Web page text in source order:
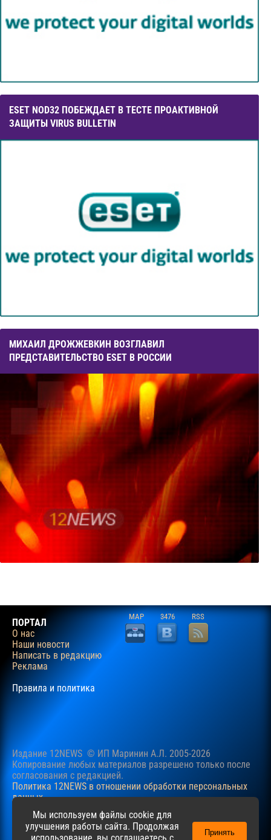
ESET NOD32 ПОБЕЖДАЕТ В ТЕСТЕ ПРОАКТИВНОЙ
ЗАЩИТЫ VIRUS BULLETIN
МИХАИЛ ДРОЖЖЕВКИН ВОЗГЛАВИЛ
ПРЕДСТАВИТЕЛЬСТВО ESET В РОССИИ
ПОРТАЛ
О нас
Наши новости
Написать в редакцию
Реклама
Правила и политика
MAP 3476 RSS
Издание 12NEWS © ИП Маринин А.Л. 2005-2026
Копирование любых материалов разрешено только после
согласования c редакцией.
Политика 12NEWS в отношении обработки персональных
данных
Наш сайт использует файлы cookie для учучшения
пользовательского опыта. Продолжая просматривать сайт,
вы соглашаетесь с нашейПолитикойв отношении файлов
Мы используем файлы cookie для
улучшения работы сайта. Продолжая
Принять